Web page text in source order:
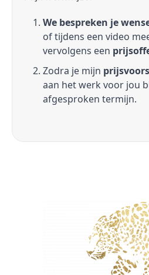
We bespreken je
of tijdens een video
vervolgens een
Zodra je mijn
aan het werk voor jou
afgesproken termijn.